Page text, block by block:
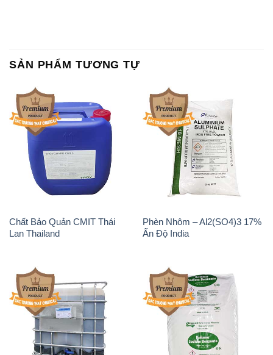
SẢN PHẨM TƯƠNG TỰ
Chất Bảo Quản CMIT Thái
Lan Thailand
Phèn Nhôm – Al2(SO4)3 17%
Ấn Độ India